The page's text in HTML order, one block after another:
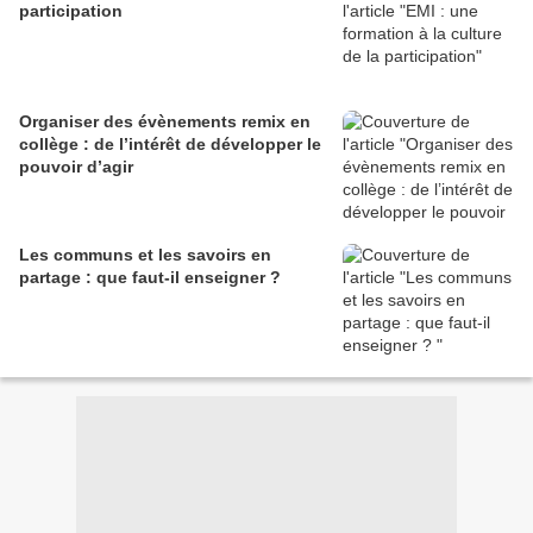
participation
Organiser des évènements remix en
collège : de l’intérêt de développer le
pouvoir d’agir
Les communs et les savoirs en
partage : que faut-il enseigner ?